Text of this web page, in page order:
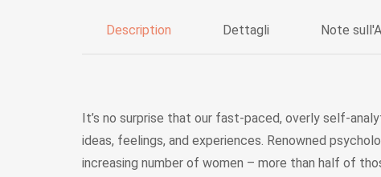
Description Dettagli Note
It’s no surprise that our fast-paced, overly self-
ideas, feelings, and experiences. Renowned
increasing number of women – more than half of